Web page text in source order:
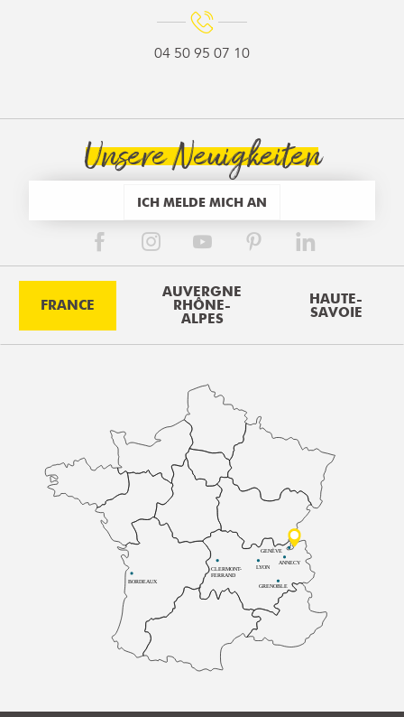
04 50 95 07 10
Unsere Neuigkeiten
ICH MELDE MICH AN
FRANCE
AUVERGNE
RHÔNE-
ALPES
HAUTE-
SAVOIE
BORDEAUX
CLERMONT-
FERRAND
LYON
ANNECY
GRENOBLE
GENÈVE